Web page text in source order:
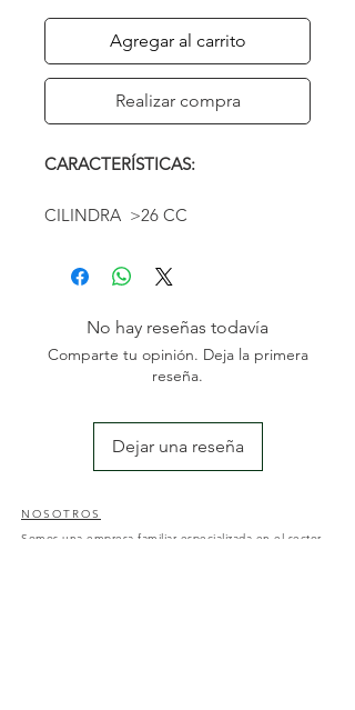
Agregar al carrito
Realizar compra
CARACTERÍSTICAS:
CILINDRA >26 CC
RPM MÁX.
10.000 MIN-1
PESO
0,15 KG
INCLUYE
ARANDELAS
REDUCTORAS
No hay reseñas todavía
Comparte tu opinión. Deja la primera
reseña.
Dejar una reseña
NOSOTROS
Somos una empresa familiar especializada en el sector